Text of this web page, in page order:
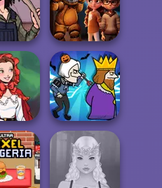
Wild
Cyberpunk
Shieldmaidens
at the
FNAF Horror At
Home
Riding
Murder